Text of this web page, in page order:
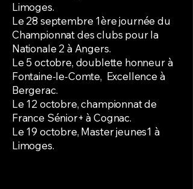
Limoges.
Le 28 septembre 1ère journée du
Championnat des clubs pour la
Nationale 2 à Angers.
Le 5 octobre, doublette honneur à
Fontaine-le-Comte, Excellence à
Bergerac.
Le 12 octobre, championnat de
France Sénior+ à Cognac.
Le 19 octobre, Master jeunes1 à
Limoges.